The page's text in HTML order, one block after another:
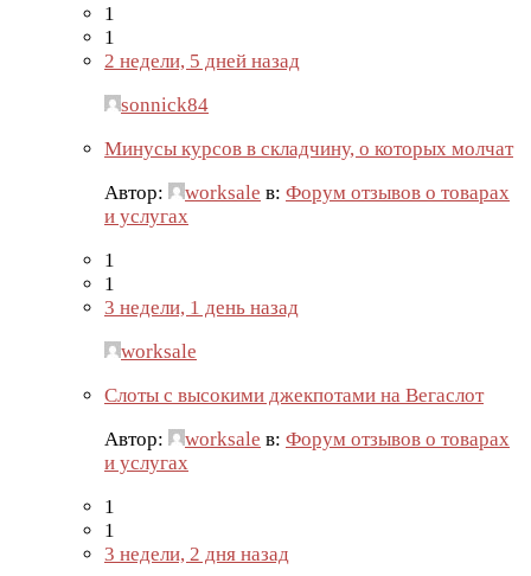
1
1
2 недели, 5 дней назад
sonnick84
Минусы курсов в складчину, о которых молчат
Автор:
worksale в: Форум отзывов о товарах
и услугах
1
1
3 недели, 1 день назад
worksale
Слоты с высокими джекпотами на Вегаслот
Автор:
worksale в: Форум отзывов о товарах
и услугах
1
1
3 недели, 2 дня назад